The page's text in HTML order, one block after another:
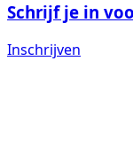
Schrijf je in
Inschrijven